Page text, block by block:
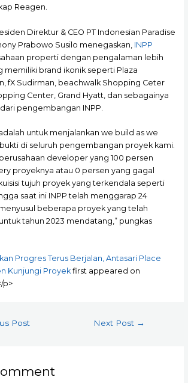
Reagen.
Direktur & CEO PT Indonesian Paradise
Prabowo Susilo menegaskan, INPP
properti dengan pengalaman lebih
memiliki brand ikonik seperti Plaza
fX Sudirman, beachwalk Shopping Ceter
Center, Grand Hyatt, dan sebagainya
pengembangan INPP.
untuk menjalankan we build as we
di seluruh pengembangan proyek kami.
developer yang 100 persen
proyeknya atau 0 persen yang gagal
tujuh proyek yang terkendala seperti
saat ini INPP telah menggarap 24
beberapa proyek yang telah
tahun 2023 mendatang,” pungkas
Progres Terus Berjalan, Antasari Place
Kunjungi Proyekfirst appeared on
p>
Post Next Post →